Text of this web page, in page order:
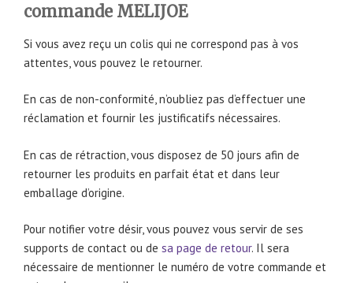
commande MELIJOE
Si vous avez reçu un colis qui ne correspond pas à vos
attentes, vous pouvez le retourner.
En cas de non-conformité, n’oubliez pas d’effectuer une
réclamation et fournir les justificatifs nécessaires.
En cas de rétraction, vous disposez de 50 jours afin de
retourner les produits en parfait état et dans leur
emballage d’origine.
Pour notifier votre désir, vous pouvez vous servir de ses
supports de contact ou de sa page de retour. Il sera
nécessaire de mentionner le numéro de votre commande et